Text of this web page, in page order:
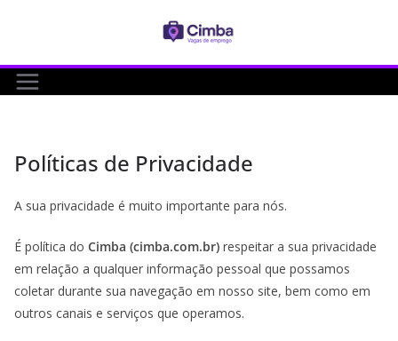
o
conteúdo
Políticas de Privacidade
A sua privacidade é muito importante para nós.
É política do Cimba (cimba.com.br) respeitar a sua privacidade
em relação a qualquer informação pessoal que possamos
coletar durante sua navegação em nosso site, bem como em
outros canais e serviços que operamos.